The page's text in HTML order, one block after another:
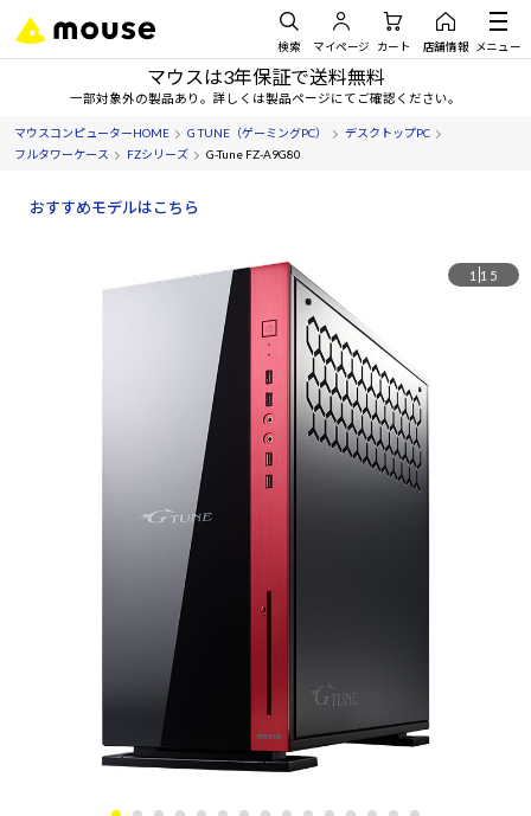
検索 マイページ カート 店舗情報 メニュー
マウスは3年保証で送料無料
一部対象外の製品あり。詳しくは製品ページにてご確認ください。
マウスコンピューターHOME G TUNE（ゲーミングPC）
デスクトップPC
フルタワーケース
FZシリーズ G-Tune FZ-A9G80
おすすめモデルはこちら
1 15